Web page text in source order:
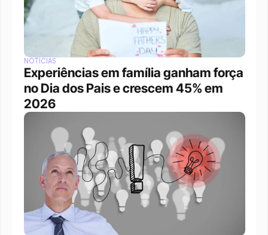
NOTÍCIAS
Experiências em família ganham força
no Dia dos Pais e crescem 45% em
2026